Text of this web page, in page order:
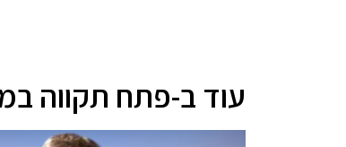
עוד ב-פתח תקווה